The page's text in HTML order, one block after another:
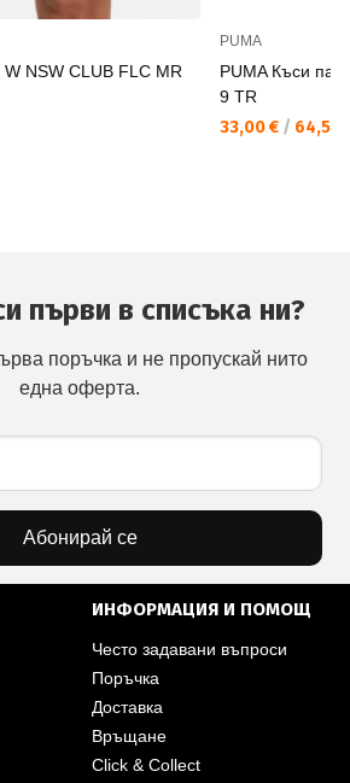
NSW CLUB FLC MR
PUMA
PUMA Къси
9 TR
33,00 € / 64,54
първи в списъка ни?
поръчка и не пропускай нито
една оферта.
Абонирай се
ИНФОРМАЦИЯ И ПОМОЩ
Често задавани въпроси
Поръчка
Доставка
Връщане
Click & Collect